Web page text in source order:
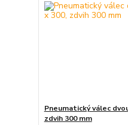
Pneumatický válec
zdvih 300 mm